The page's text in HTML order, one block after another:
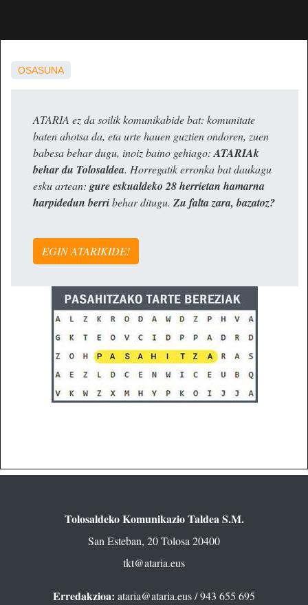
OSASUNA
ATARIA ez da soilik komunikabide bat: komunitate
baten ahotsa da, eta urte hauen guztien ondoren, zuen
babesa behar dugu, inoiz baino gehiago:ATARIAk
behar du Tolosaldea. Horregatik erronka bat daukagu
esku artean: gure eskualdeko 28 herrietan hamarna
harpidedun berribehar ditugu. Zu falta zara, bazatoz?
EGIN ATARIKIDE!
Tolosaldeko Komunikazio Taldea S.M.
San Esteban, 20 Tolosa 20400
tkt@ataria.eus
Erredakzioa: ataria@ataria.eus/ 943 655 695